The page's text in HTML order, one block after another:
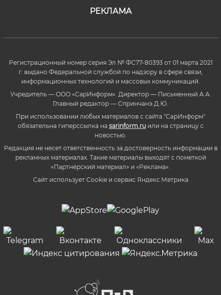
РЕКЛАМА
Регистрационный номер серия Эл № ФС77-80393 от 01 марта 2021
г. выдано Федеральной службой по надзору в сфере связи,
информационных технологий и массовых коммуникаций.
Учредитель — ООО «СарИнформ». Директор — Письменный А.А.
Главный редактор — Спринчанэ Д.Ю.
При использовании любых материалов с сайта "СарИнформ"
обязательна гиперссылка на sarinform.ruили на страницу с
новостью.
Редакция не несет ответственность за достоверность информации в
рекламных материалах. Такие материалы выходят с пометкой
«Партнёрский материал» и «Реклама».
Сайт использует Cookie и сервиc Яндекс.Метрика